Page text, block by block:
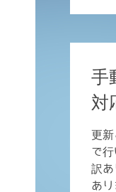
手
対
更新
で
訳あ
あ